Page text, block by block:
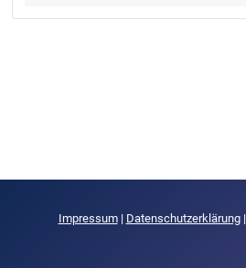
Impressum| Datenschutzerklärung|